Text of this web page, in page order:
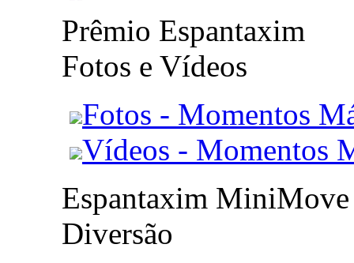
Prêmio Espantaxim
Fotos e Vídeos
Fotos - Momentos
Vídeos - Momentos
Espantaxim MiniMove
Diversão